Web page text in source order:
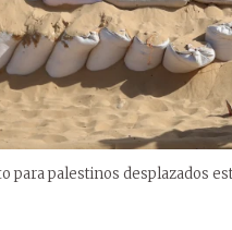
para palestinos desplazados